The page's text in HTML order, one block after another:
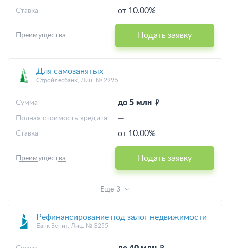
от 10.00%
Ставка
Подать заявку
Преимущества
Для самозанятых
Стройлесбанк, Лиц. № 2995
до 5 млн
Cумма
—
Полная стоимость кредита
от 10.00%
Ставка
Подать заявку
Преимущества
Еще 3
Рефинансирование под залог недвижимости
Банк Зенит, Лиц. № 3255